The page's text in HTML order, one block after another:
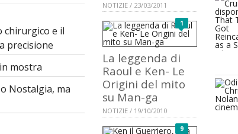
chirurgico e il
precisione
mostra
Nostalgia, ma
NOTIZIE / 23/03/2011
1
La leggenda di
Raoul e Ken- Le
Origini del mito
su Man-ga
NOTIZIE / 19/10/2010
9